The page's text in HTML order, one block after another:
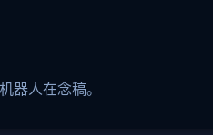
器人在念稿。